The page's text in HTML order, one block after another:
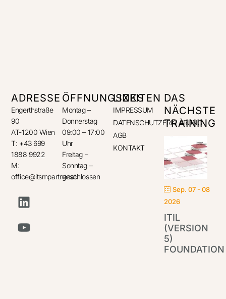
ADRESSE
Engerthstraße
90
AT-1200 Wien
T: +43 699
1888 9922
M:
office@itsmpartner.at
ÖFFNUNGSZEITEN
Montag –
Donnerstag
09:00 – 17:00
Uhr
Freitag –
Sonntag –
geschlossen
LINKS
IMPRESSUM
DATENSCHUTZERKLÄRUNG
AGB
KONTAKT
DAS
NÄCHSTE
TRAINING
Sep. 07 - 08
2026
ITIL
(VERSION
5)
FOUNDATION